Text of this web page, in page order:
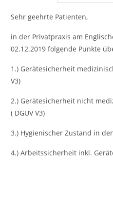
Sehr geehrte Patienten,
in der Privatpraxis am
02.12.2019 folgende Punkte
1.) Gerätesicherheit
V3)
2.) Gerätesicherheit nicht
( DGUV V3)
3.) Hygienischer Zustand in
4.) Arbeitssicherheit inkl.